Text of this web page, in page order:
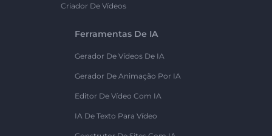
Criador De Vídeos
Ferramentas De IA
Gerador De Vídeos De IA
Gerador De Animação Por IA
Editor De Vídeo Com IA
IA De Texto Para Vídeo